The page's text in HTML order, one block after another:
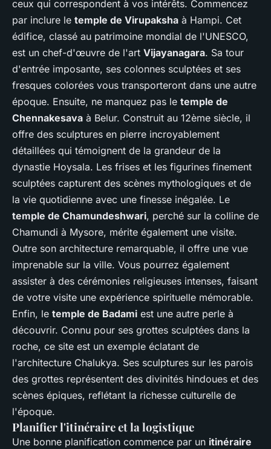
ceux qui correspondent à vos intérêts. Commencez
par inclure le temple de Virupaksha à Hampi. Cet
édifice, classé au patrimoine mondial de l'UNESCO,
est un chef-d'œuvre de l'art Vijayanagara. Sa tour
d'entrée imposante, ses colonnes sculptées et ses
fresques colorées vous transporteront dans une autre
époque. Ensuite, ne manquez pas le temple de
Chennakesava à Belur. Construit au 12ème siècle, il
offre des sculptures en pierre incroyablement
détaillées qui témoignent de la grandeur de la
dynastie Hoysala. Les frises et les figurines finement
sculptées capturent des scènes mythologiques et de
la vie quotidienne avec une finesse inégalée. Le
temple de Chamundeshwari, perché sur la colline de
Chamundi à Mysore, mérite également une visite.
Outre son architecture remarquable, il offre une vue
imprenable sur la ville. Vous pourrez également
assister à des cérémonies religieuses intenses, faisant
de votre visite une expérience spirituelle mémorable.
Enfin, le temple de Badami est une autre perle à
découvrir. Connu pour ses grottes sculptées dans la
roche, ce site est un exemple éclatant de
l'architecture Chalukya. Ses sculptures sur les parois
des grottes représentent des divinités hindoues et des
scènes épiques, reflétant la richesse culturelle de
l'époque.
Planifier l'itinéraire et la logistique
Une bonne planification commence par un itinéraire